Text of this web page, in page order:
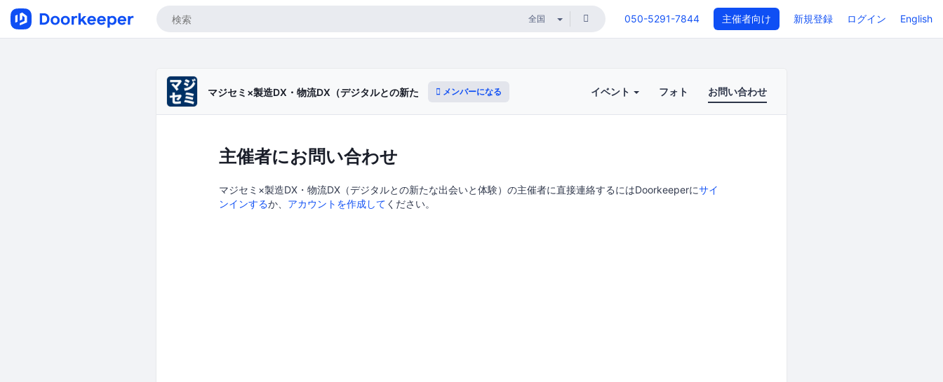
050-5291-7844 主催者向け 新規登録 ログイン English
マジセミ×製造DX・物流DX（デジタルとの新たな出会いと体験）
メンバーになる イベント フォト お問い合わせ
主催者にお問い合わせ
マジセミ×製造DX・物流DX（デジタルとの新たな出会いと体験）の主催者に直接連絡するにはDoorkeeperにサイ
ンインするか、 アカウントを作成して ください。